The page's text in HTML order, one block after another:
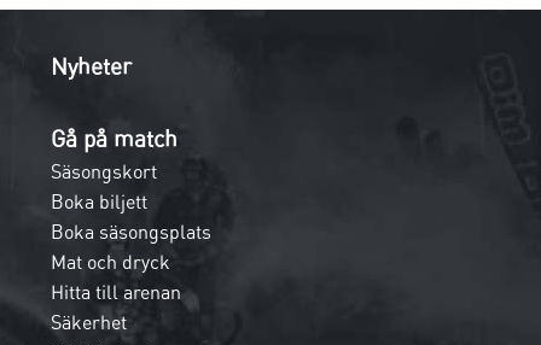
Nyheter
Gå på match
Säsongskort
Boka biljett
Boka säsongsplats
Mat och dryck
Hitta till arenan
Säkerhet